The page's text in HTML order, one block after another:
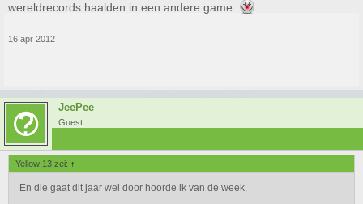
wereldrecords haalden in een andere game.
16 apr 2012
JeePee
Guest
Yellow 13 zei: ↑
En die gaat dit jaar wel door hoorde ik van de week.